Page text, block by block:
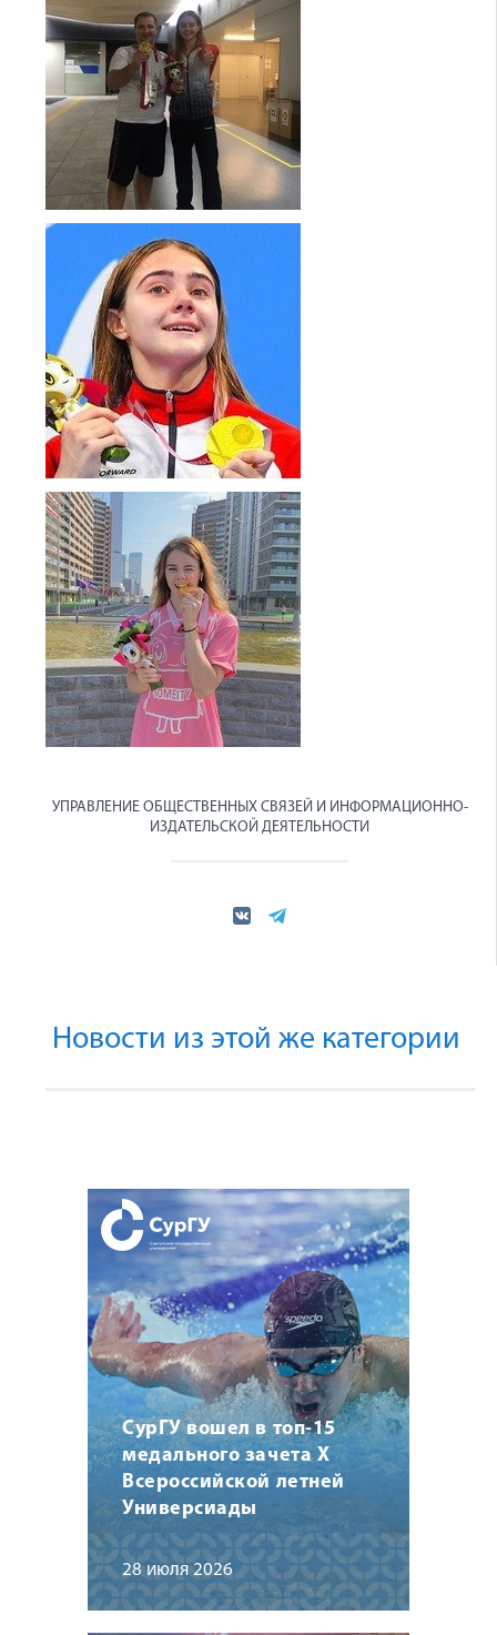
УПРАВЛЕНИЕ ОБЩЕСТВЕННЫХ СВЯЗЕЙ И ИНФОРМАЦИОННО-
ИЗДАТЕЛЬСКОЙ ДЕЯТЕЛЬНОСТИ
Новости из этой же категории
СурГУ вошел в топ-15
медального зачета X
Всероссийской летней
Универсиады
28 июля 2026